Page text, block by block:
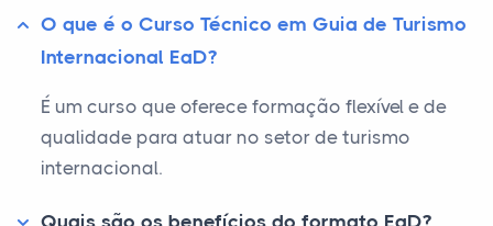
O que é o Curso Técnico em Guia de Turismo
Internacional EaD?
É um curso que oferece formação flexível e de
qualidade para atuar no setor de turismo
internacional.
Quais são os benefícios do formato EaD?